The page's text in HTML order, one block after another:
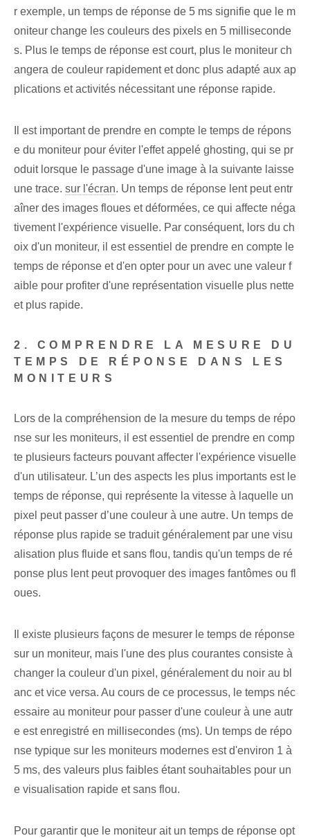
r exemple, un temps de réponse de 5 ms signifie que le m
oniteur change les couleurs des pixels en 5 milliseconde
s. Plus le temps de réponse est court, plus le moniteur ch
angera de couleur rapidement et donc plus adapté aux ap
plications et activités nécessitant une réponse rapide.
Il est important de prendre en compte le temps de répons
e du moniteur pour éviter l'effet appelé ghosting, qui se pr
oduit lorsque le passage d'une image à la suivante laisse
une trace. sur l'écran. Un temps de réponse lent peut entr
aîner des images floues et déformées, ce qui affecte néga
tivement l'expérience visuelle. Par conséquent, lors du ch
oix d'un moniteur, il est essentiel de prendre en compte le
temps de réponse et d'en opter pour un avec une valeur f
aible pour profiter d'une représentation visuelle plus nette
et plus rapide.
2. COMPRENDRE LA MESURE DU
TEMPS DE RÉPONSE DANS LES
MONITEURS
Lors de la compréhension de la mesure du temps de répo
nse sur les moniteurs, il est essentiel de prendre en comp
te plusieurs facteurs pouvant affecter l'expérience visuelle
d'un utilisateur. L’un des aspects les plus importants est le
temps de réponse, qui représente la vitesse à laquelle un
pixel peut passer d’une couleur à une autre. Un temps de
réponse plus rapide se traduit généralement par une visu
alisation plus fluide et sans flou, tandis qu'un temps de ré
ponse plus lent peut provoquer des images fantômes ou fl
oues.
Il existe plusieurs façons de mesurer le temps de réponse
sur un moniteur, mais l'une des plus courantes consiste à
changer la couleur d'un pixel, généralement du noir au bl
anc et vice versa. Au cours de ce processus, le temps néc
essaire au moniteur pour passer d'une couleur à une autr
e est enregistré en millisecondes (ms). Un temps de répo
nse typique sur les moniteurs modernes est d'environ 1 à
5 ms, des valeurs plus faibles étant souhaitables pour un
e visualisation rapide et sans flou.
Pour garantir que le moniteur ait un temps de réponse opt